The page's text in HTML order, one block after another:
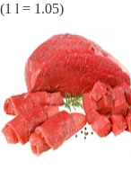
(1 l = 1.05)